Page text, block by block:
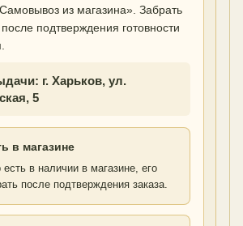
из магазина». Забрать
подтверждения готовности
г. Харьков, ул.
5
в магазине
в наличии в магазине, его
после подтверждения заказа.